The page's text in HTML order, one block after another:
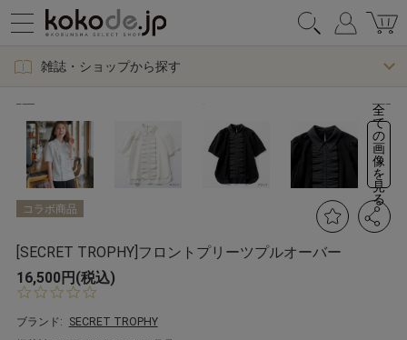
雑誌・ショップから探す
全
て
の
画
像
を
見
る
コラボ商品
[SECRET TROPHY]フロントプリーツプルオーバー
16,500円(税込)
s
ブランド:
SECRET TROPHY